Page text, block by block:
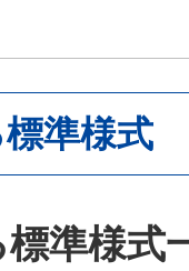
準様式
準様式